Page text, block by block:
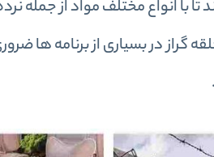
با انواع مختلف مواد از جمله
گراز در بسیاری از برنامه ها